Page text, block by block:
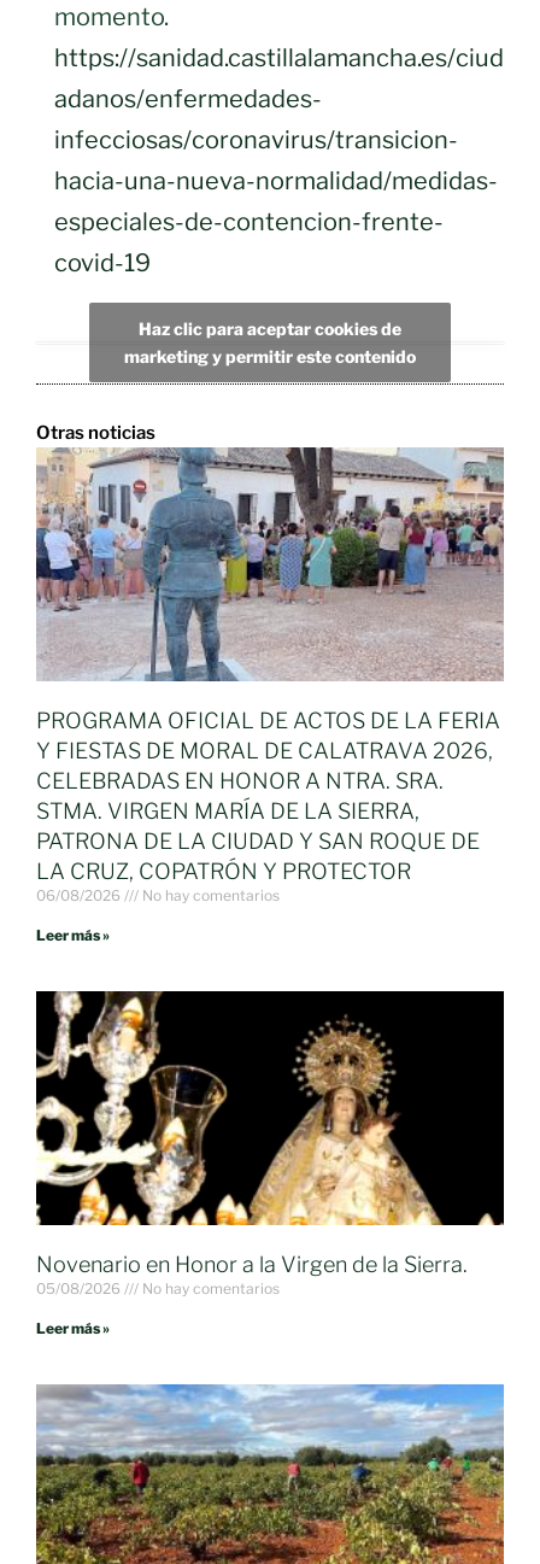
momento.
https://sanidad.castillalamancha.es/ciud
adanos/enfermedades-
infecciosas/coronavirus/transicion-
hacia-una-nueva-normalidad/medidas-
especiales-de-contencion-frente-
covid-19
Haz clic para aceptar cookies de
marketing y permitir este contenido
Otras noticias
PROGRAMA OFICIAL DE ACTOS DE LA FERIA
Y FIESTAS DE MORAL DE CALATRAVA 2026,
CELEBRADAS EN HONOR A NTRA. SRA.
STMA. VIRGEN MARÍA DE LA SIERRA,
PATRONA DE LA CIUDAD Y SAN ROQUE DE
LA CRUZ, COPATRÓN Y PROTECTOR
06/08/2026 No hay comentarios
Leer más »
Novenario en Honor a la Virgen de la Sierra.
05/08/2026 No hay comentarios
Leer más »